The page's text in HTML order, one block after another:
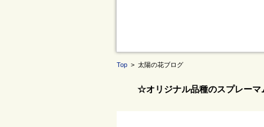
Top > 太陽の花ブログ
☆オリジナル品種のスプレーマ